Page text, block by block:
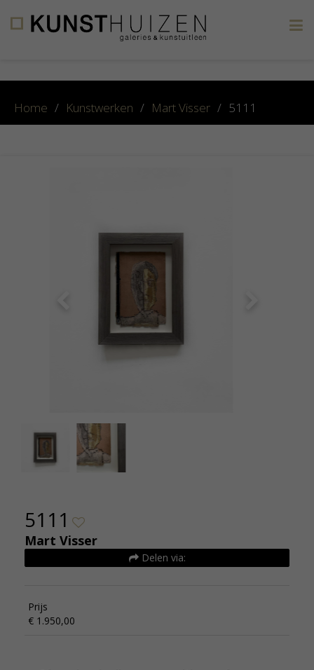
Home / Kunstwerken / Mart Visser / 5111
5111
Mart Visser
Delen via:
Prijs
€ 1.950,00